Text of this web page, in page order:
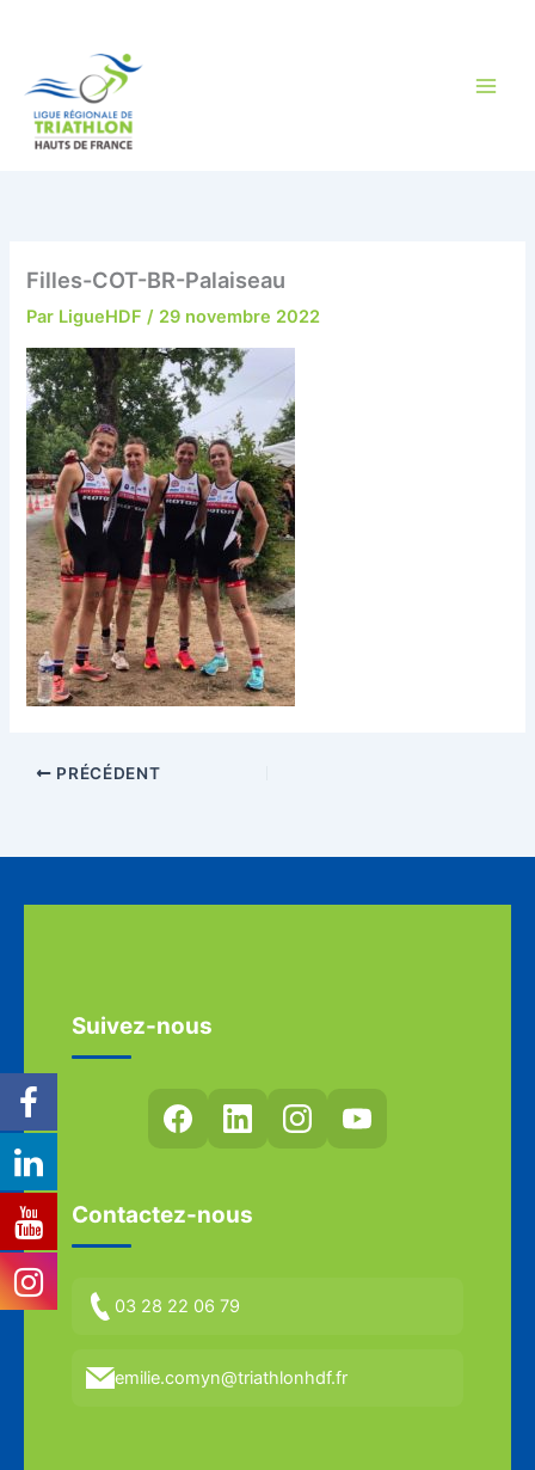
Filles-COT-BR-Palaiseau
Par LigueHDF/ 29 novembre 2022
PRÉCÉDENT
Suivez-nous
Contactez-nous
03 28 22 06 79
emilie.comyn@triathlonhdf.fr